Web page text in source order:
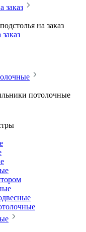
заказ
на заказ
потолочные